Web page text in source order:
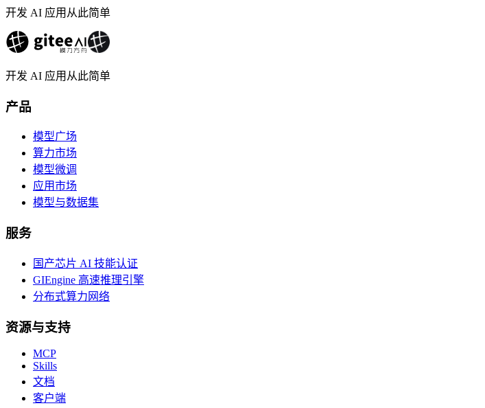
开发 AI 应用从此简单
开发 AI 应用从此简单
产品
模型广场
算力市场
模型微调
应用市场
模型与数据集
服务
国产芯片 AI 技能认证
GIEngine 高速推理引擎
分布式算力网络
资源与支持
MCP
Skills
文档
客户端